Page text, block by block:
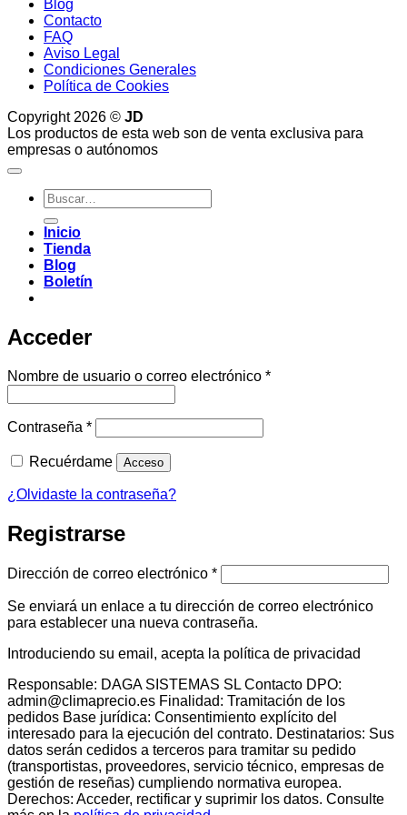
Blog
Contacto
FAQ
Aviso Legal
Condiciones Generales
Política de Cookies
Copyright 2026 © JD
Los productos de esta web son de venta exclusiva para
empresas o autónomos
Buscar
por:
Inicio
Tienda
Blog
Boletín
Acceder
Nombre de usuario o correo electrónico *Obligatorio
Contraseña *Obligatorio
Recuérdame Acceso
¿Olvidaste la contraseña?
Registrarse
Dirección de correo electrónico *Obligatorio
Se enviará un enlace a tu dirección de correo electrónico
para establecer una nueva contraseña.
Introduciendo su email, acepta la política de privacidad
Responsable: DAGA SISTEMAS SL Contacto DPO:
admin@climaprecio.es Finalidad: Tramitación de los
pedidos Base jurídica: Consentimiento explícito del
interesado para la ejecución del contrato. Destinatarios: Sus
datos serán cedidos a terceros para tramitar su pedido
(transportistas, proveedores, servicio técnico, empresas de
gestión de reseñas) cumpliendo normativa europea.
Derechos: Acceder, rectificar y suprimir los datos. Consulte